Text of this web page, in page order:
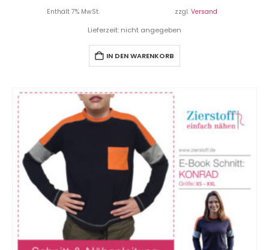
Enthält 7% MwSt. zzgl. Versand
Lieferzeit: nicht angegeben
IN DEN WARENKORB